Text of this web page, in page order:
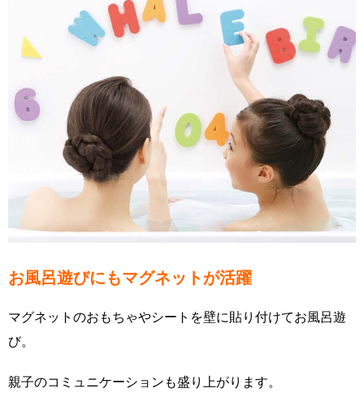
お風呂遊びにもマグネットが活躍
マグネットのおもちゃやシートを壁に貼り付けてお風呂遊
び。
親子のコミュニケーションも盛り上がります。